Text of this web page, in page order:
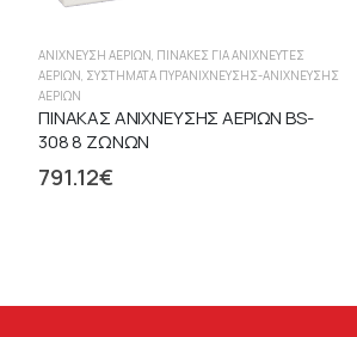
ΑΝΊΧΝΕΥΣΗ ΑΕΡΊΩΝ ΠΊΝΑΚΕΣ ΓΙΑ ΑΝΙΧΝΕΥΤΈΣ
ΑΕΡΊΩΝ ΣΥΣΤΉΜΑΤΑ ΠΥΡΑΝΊΧΝΕΥΣΗΣ-ΑΝΊΧΝΕΥΣΗΣ
ΑΕΡΊΩΝ
ΠΙΝΑΚΑΣ ΑΝΙΧΝΕΥΣΗΣ ΑΕΡΙΩΝ BS-
308 8 ΖΩΝΩΝ
791.12€